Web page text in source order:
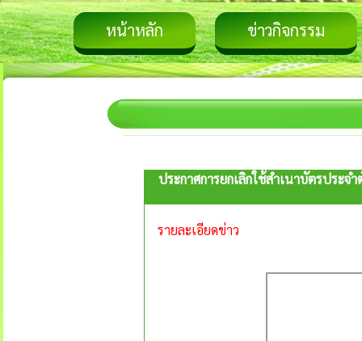
หน้าหลัก ข่าวกิจกรรม
ประกาศการยกเลิกใช้สำเนาบัตรประ
รายละเอียดข่าว